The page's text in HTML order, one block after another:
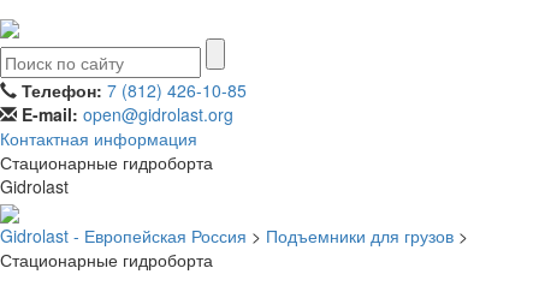
Телефон: 7 (812) 426-10-85
E-mail: open@gidrolast.org
Контактная информация
Стационарные гидроборта
Gidrolast
Gidrolast - Европейская Россия > Подъемники для грузов >
Стационарные гидроборта